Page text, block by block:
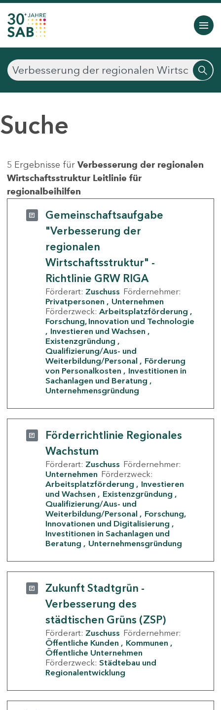
Suche
5 Ergebnisse für Verbesserung der regionalen
Wirtschaftsstruktur Leitlinie für
regionalbeihilfen
Gemeinschaftsaufgabe
"Verbesserung der
regionalen
Wirtschaftsstruktur" -
Richtlinie GRW RIGA
Förderart: Zuschuss Fördernehmer:
Privatpersonen
Unternehmen
Förderzweck: Arbeitsplatzförderung
Forschung, Innovation und Technologie
Investieren und Wachsen
Existenzgründung
Qualifizierung/Aus- und
Weiterbildung/Personal
Förderung
von Personalkosten
Investitionen in
Sachanlagen und Beratung
Unternehmensgründung
Förderrichtlinie Regionales
Wachstum
Förderart: Zuschuss Fördernehmer:
Unternehmen Förderzweck:
Arbeitsplatzförderung
Investieren
und Wachsen
Existenzgründung
Qualifizierung/Aus- und
Weiterbildung/Personal
Forschung,
Innovationen und Digitalisierung
Investitionen in Sachanlagen und
Beratung
Unternehmensgründung
Zukunft Stadtgrün -
Verbesserung des
städtischen Grüns (ZSP)
Förderart: Zuschuss Fördernehmer:
Öffentliche Kunden
Kommunen
Öffentliche Unternehmen
Förderzweck: Städtebau und
Regionalentwicklung